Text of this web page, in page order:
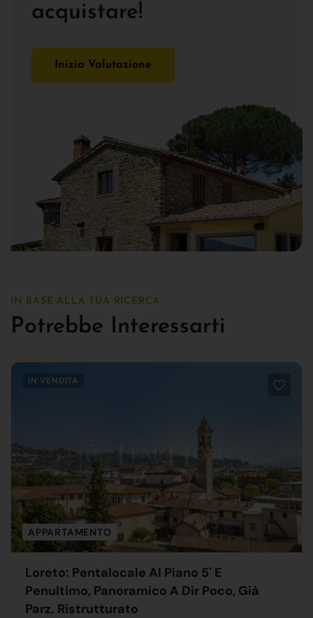
acquistare!
Inizia Valutazione
IN BASE ALLA TUA RICERCA
Potrebbe Interessarti
IN VENDITA
APPARTAMENTO
Loreto: Pentalocale Al Piano 5' E
Penultimo, Panoramico A Dir Poco, Già
Parz. Ristrutturato